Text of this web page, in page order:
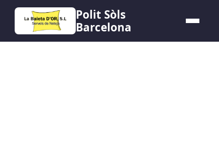
Polit Sòls
Barcelona